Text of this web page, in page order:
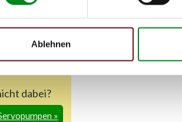
Ablehnen
(W211) E 270 CDI (211.016)
können Sie auch unseren Support
Schlüsselnummerzu 2 (2.1) und zu 3
dabei?
»